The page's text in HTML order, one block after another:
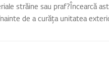
străine sau praf?Încearcă
de a curăța unitatea